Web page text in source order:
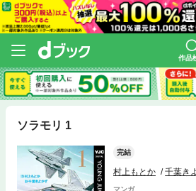
作品
ソラモリ 1
完結
村上もとか 千葉き